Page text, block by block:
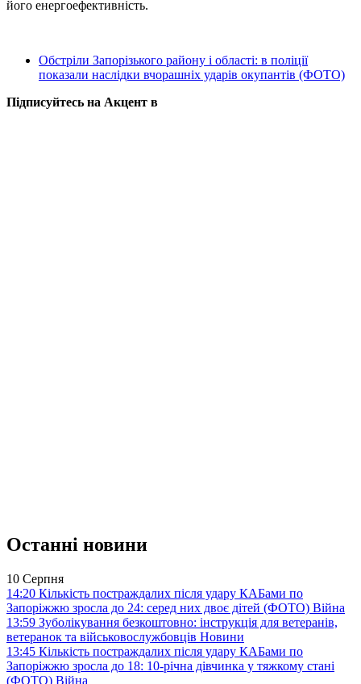
його енергоефективність.
Обстріли Запорізького району і області: в поліції
показали наслідки вчорашніх ударів окупантів (ФОТО)
Підписуйтесь на Акцент в
Останні новини
10 Серпня
14:20 Кількість постраждалих після удару КАБами по
Запоріжжю зросла до 24: серед них двоє дітей (ФОТО) Війна
13:59 Зуболікування безкоштовно: інструкція для ветеранів,
ветеранок та військовослужбовців Новини
13:45 Кількість постраждалих після удару КАБами по
Запоріжжю зросла до 18: 10-річна дівчинка у тяжкому стані
(ФОТО) Війна